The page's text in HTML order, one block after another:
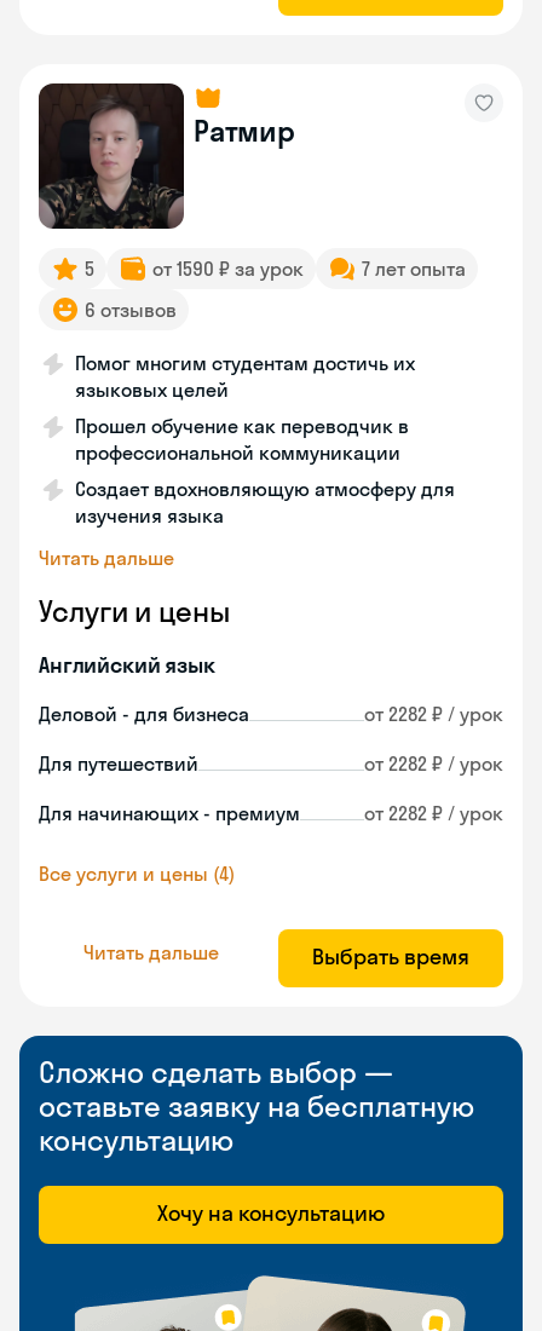
Ратмир
5 от 1590 ₽ за урок
7 лет опыта
6 отзывов
Помог многим студентам достичь их
языковых целей
Прошел обучение как переводчик в
профессиональной коммуникации
Создает вдохновляющую атмосферу для
изучения языка
Читать дальше
Услуги и цены
Английский язык
Деловой - для бизнеса от 2282 ₽ / урок
Для путешествий от 2282 ₽ / урок
Для начинающих - премиум от 2282 ₽ / урок
Все услуги и цены (4)
Читать дальше Выбрать время
Сложно сделать выбор —
оставьте заявку на бесплатную
консультацию
Хочу на консультацию